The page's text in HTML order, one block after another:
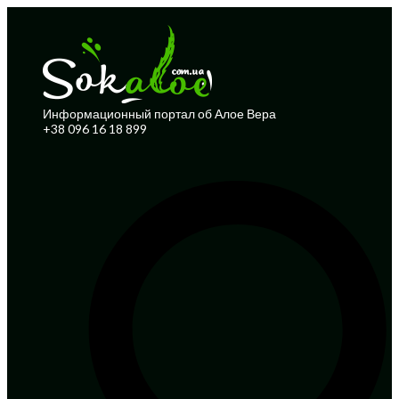
Информационный портал об Алое Вера
+38 096 16 18 899